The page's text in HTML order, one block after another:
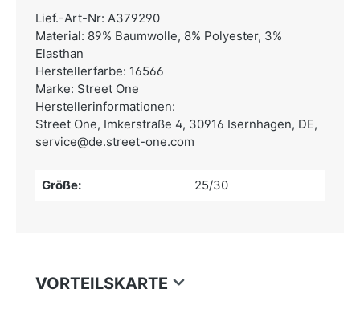
Lief.-Art-Nr: A379290
Material: 89% Baumwolle, 8% Polyester, 3%
Elasthan
Herstellerfarbe: 16566
Marke: Street One
Herstellerinformationen:
Street One, Imkerstraße 4, 30916 Isernhagen, DE,
service@de.street-one.com
Größe: 25/30
VORTEILSKARTE